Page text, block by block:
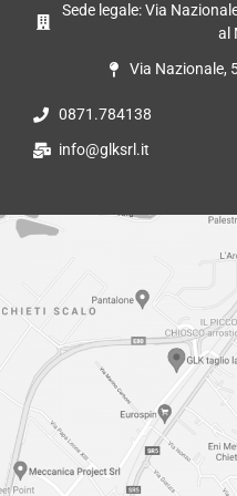
Sede legale: Via
al
Via Nazionale,
0871.784138
info@glksrl.it